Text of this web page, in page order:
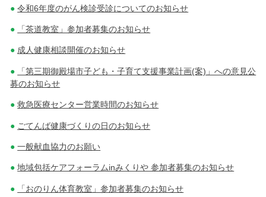
令和6年度のがん検診受診についてのお知らせ
「茶道教室」参加者募集のお知らせ
成人健康相談開催のお知らせ
「第三期御殿場市子ども・子育て支援事業計画(案)」への意見公
募のお知らせ
救急医療センター営業時間のお知らせ
ごてんば健康づくりの日のお知らせ
一般献血協力のお願い
地域包括ケアフォーラムinみくりや 参加者募集のお知らせ
「おのりん体育教室」参加者募集のお知らせ